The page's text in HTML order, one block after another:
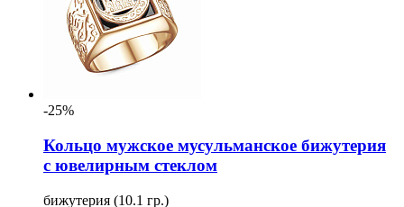
-25%
Кольцо мужское мусульманское бижутерия
с ювелирным стеклом
бижутерия (10.1 гр.)